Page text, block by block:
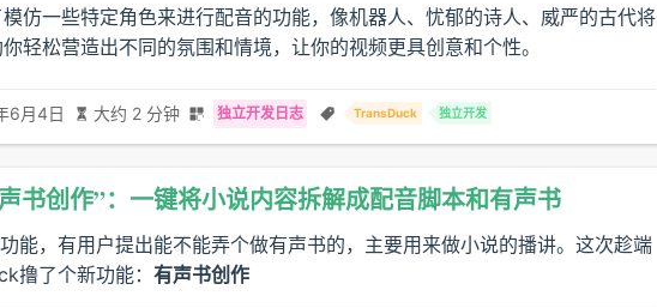
仿一些特定角色来进行配音的功能，像机器人、忧郁的诗人、威严的古代将
轻松营造出不同的氛围和情境，让你的视频更具创意和个性。
6月4日 大约 2 分钟 独立开发日志 TransDuck 独立开发
书创作”：一键将小说内容拆解成配音脚本和有声书
能，有用户提出能不能弄个做有声书的，主要用来做小说的播讲。这次趁端
撸了个新功能： 有声书创作